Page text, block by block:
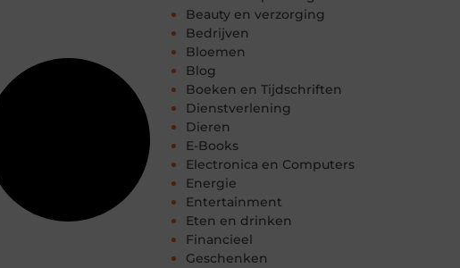
Beauty en verzorging
Bedrijven
Bloemen
Blog
Boeken en Tijdschriften
Dienstverlening
Dieren
E-Books
Electronica en Computers
Energie
Entertainment
Eten en drinken
Financieel
Geschenken